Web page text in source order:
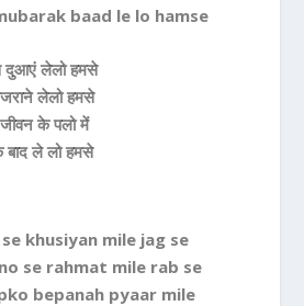
baad le lo hamse
दुआएं लेलो हमसे
लेलो हमसे
के पलो में
बाद ले लो हमसे
khusiyan mile jag se
se rahmat mile rab se
bepanah pyaar mile